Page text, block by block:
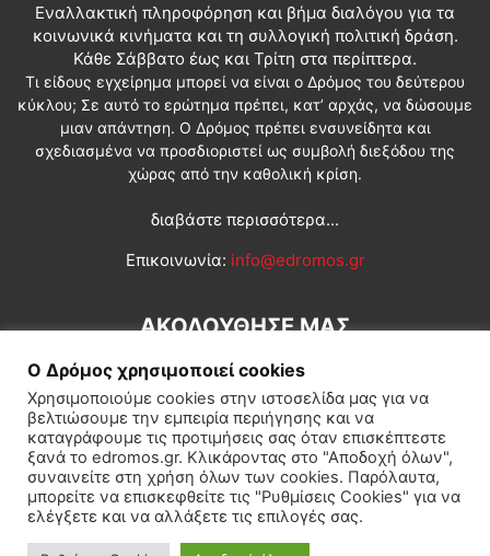
Εναλλακτική πληροφόρηση και βήμα διαλόγου για τα
κοινωνικά κινήματα και τη συλλογική πολιτική δράση.
Κάθε Σάββατο έως και Τρίτη στα περίπτερα.
Τι είδους εγχείρημα μπορεί να είναι ο Δρόμος του δεύτερου
κύκλου; Σε αυτό το ερώτημα πρέπει, κατ’ αρχάς, να δώσουμε
μιαν απάντηση. Ο Δρόμος πρέπει ενσυνείδητα και
σχεδιασμένα να προσδιοριστεί ως συμβολή διεξόδου της
χώρας από την καθολική κρίση.
διαβάστε περισσότερα...
Επικοινωνία: info@edromos.gr
ΑΚΟΛΟΥΘΗΣΕ ΜΑΣ
Εγγραφή συνδρομητή Πολιτική Διεθνή Κοινωνία
Πολιτισμός Αφιερώματα
Ο Δρόμος χρησιμοποιεί cookies
Χρησιμοποιούμε cookies στην ιστοσελίδα μας για να
βελτιώσουμε την εμπειρία περιήγησης και να
καταγράφουμε τις προτιμήσεις σας όταν επισκέπτεστε
ξανά το edromos.gr. Κλικάροντας στο "Αποδοχή όλων",
συναινείτε στη χρήση όλων των cookies. Παρόλαυτα,
μπορείτε να επισκεφθείτε τις "Ρυθμίσεις Cookies" για να
ελέγξετε και να αλλάξετε τις επιλογές σας.